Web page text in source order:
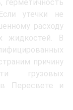
герметичность
утечки не
расходу
жидкостей. В
причину
грузовых
Пересвете и